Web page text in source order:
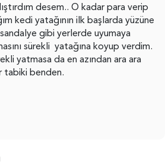
desem.. O kadar para verip
kedi yatağının ilk başlarda yüzüne
gibi yerlerde uyumaya
sürekli yatağına koyup verdim.
yatmasa da en azından ara ara
tabiki benden.